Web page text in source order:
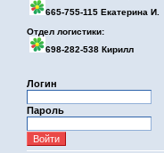
665-755-115 Екатерина И.
Отдел логистики:
698-282-538 Кирилл
Логин
Пароль